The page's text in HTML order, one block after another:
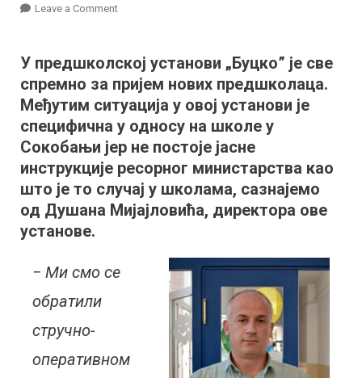
Leave a Commenton
спремна
за
предшколце
уз
строго
поштовање
мера
У предшколској установи „Буцко” је све
спремно за пријем нових предшколаца.
Међутим ситуација у овој установи је
специфична у односу на школе у
Сокобањи јер не постоје јасне
инструкције ресорног министарства као
што је то случај у школама, сазнајемо
од Душана Мијајловића, директора ове
установе.
− Ми смо се
обратили
стручно-
оперативном